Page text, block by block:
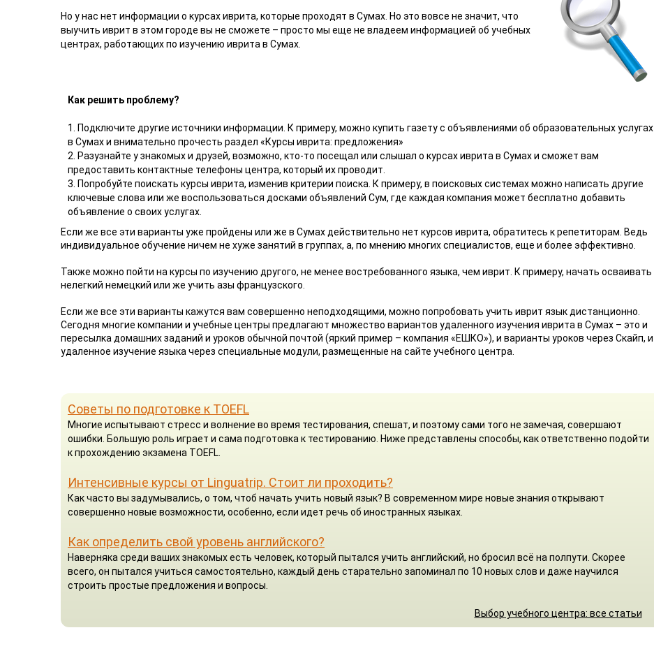
Но у нас нет информации о курсах иврита, которые проходят в Сумах. Но это вовсе не значит, что
выучить иврит в этом городе вы не сможете – просто мы еще не владеем информацией об учебных
центрах, работающих по изучению иврита в Сумах.
Как решить проблему?
1. Подключите другие источники информации. К примеру, можно купить газету с объявлениями об образовательных услугах
в Сумах и внимательно прочесть раздел «Курсы иврита: предложения»
2. Разузнайте у знакомых и друзей, возможно, кто-то посещал или слышал о курсах иврита в Сумах и сможет вам
предоставить контактные телефоны центра, который их проводит.
3. Попробуйте поискать курсы иврита, изменив критерии поиска. К примеру, в поисковых системах можно написать другие
ключевые слова или же воспользоваться досками объявлений Сум, где каждая компания может бесплатно добавить
объявление о своих услугах.
Если же все эти варианты уже пройдены или же в Сумах действительно нет курсов иврита, обратитесь к репетиторам. Ведь
индивидуальное обучение ничем не хуже занятий в группах, а, по мнению многих специалистов, еще и более эффективно.
Также можно пойти на курсы по изучению другого, не менее востребованного языка, чем иврит. К примеру, начать осваивать
нелегкий немецкий или же учить азы французского.
Если же все эти варианты кажутся вам совершенно неподходящими, можно попробовать учить иврит язык дистанционно.
Сегодня многие компании и учебные центры предлагают множество вариантов удаленного изучения иврита в Сумах – это и
пересылка домашних заданий и уроков обычной почтой (яркий пример – компания «ЕШКО»), и варианты уроков через Скайп, и
удаленное изучение языка через специальные модули, размещенные на сайте учебного центра.
Советы по подготовке к TOEFL
Многие испытывают стресс и волнение во время тестирования, спешат, и поэтому сами того не замечая, совершают
ошибки. Большую роль играет и сама подготовка к тестированию. Ниже представлены способы, как ответственно подойти
к прохождению экзамена TOEFL.
Интенсивные курсы от Linguatrip. Стоит ли проходить?
Как часто вы задумывались, о том, чтоб начать учить новый язык? В современном мире новые знания открывают
совершенно новые возможности, особенно, если идет речь об иностранных языках.
Как определить свой уровень английского?
Наверняка среди ваших знакомых есть человек, который пытался учить английский, но бросил всё на полпути. Скорее
всего, он пытался учиться самостоятельно, каждый день старательно запоминал по 10 новых слов и даже научился
строить простые предложения и вопросы.
Выбор учебного центра: все статьи